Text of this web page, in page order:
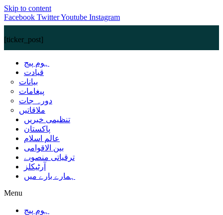
Skip to content
Facebook TwitterYoutube Instagram
[ticker_post]
ہوم پیج
قیادت
بیانات
پیغامات
دورہ جات
ملاقاتیں
تنظیمی خبریں
پاکستان
عالم اسلام
بین الاقوامی
ترقیاتی منصوبے
آرٹیکلز
ہمارے بارے میں
Menu
ہوم پیج